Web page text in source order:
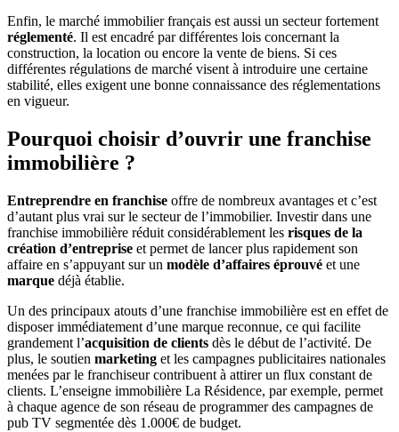
Enfin, le marché immobilier français est aussi un secteur fortement
réglementé. Il est encadré par différentes lois concernant la
construction, la location ou encore la vente de biens. Si ces
différentes régulations de marché visent à introduire une certaine
stabilité, elles exigent une bonne connaissance des réglementations
en vigueur.
Pourquoi choisir d’ouvrir une franchise
immobilière ?
Entreprendre en franchise offre de nombreux avantages et c’est
d’autant plus vrai sur le secteur de l’immobilier. Investir dans une
franchise immobilière réduit considérablement les risques de la
création d’entreprise et permet de lancer plus rapidement son
affaire en s’appuyant sur un modèle d’affaires éprouvé et une
marque déjà établie.
Un des principaux atouts d’une franchise immobilière est en effet de
disposer immédiatement d’une marque reconnue, ce qui facilite
grandement l’acquisition de clients dès le début de l’activité. De
plus, le soutien marketing et les campagnes publicitaires nationales
menées par le franchiseur contribuent à attirer un flux constant de
clients. L’enseigne immobilière La Résidence, par exemple, permet
à chaque agence de son réseau de programmer des campagnes de
pub TV segmentée dès 1.000€ de budget.